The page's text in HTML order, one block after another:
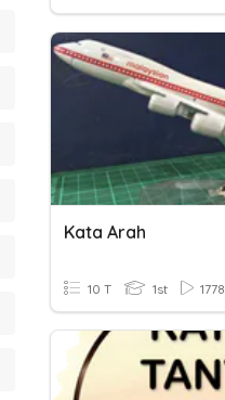
Kata Arah
10 T 1st 1778